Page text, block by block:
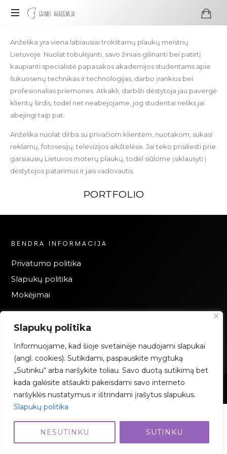
Slapukų politika
Informuojame, kad šioje svetainėje naudojami slapukai
(angl. cookies). Sutikdami, paspauskite mygtuką
„Sutinku“ arba naršykite toliau. Savo duotą sutikimą bet
kada galėsite atšaukti pakeisdami savo interneto
naršyklės nustatymus ir ištrindami įrašytus slapukus.
Slapukų politika
NESUTINKU SUTINKU
visažo
ir
grimo
mokykla
Anželika yra viena labiausiai trokštamų plaukų meistrių
Lietuvoje. Nuolat tobulėjanti, savo žiniais gilinanti bei patirtį
kaupianti specialistė papasakos akademijos studentams apie
šukuosenų technikas ir technologijas, darbo įrankius bei
profesionalias priemones. Atkakli, darbšti dėstytoja jau pavergė
klientų širdis, todėl net neabejojame, jog studentai neliks jai
abejingi taip pat.
Anželika nuolat dirba su privačiom klientėm, nuotakom, sukasi
reklamų, fotosesijų, televizijos aikštelėse. Jai teko prisiliesti prie
garsiausių Lietuvos moterų plaukų, todėl siūlome įsiklausyti į
dėstytojos patarimus ir jais vadovautis.
PORTFOLIO
BENDRA INFORMACIJA
Privatumo politika
Slapukų politika
Mokėjimai
2023 Grimo Akademija – Visos teisės saugomos